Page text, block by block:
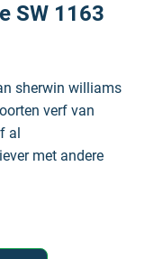
SW 1163
sherwin williams
verf van
al
met andere